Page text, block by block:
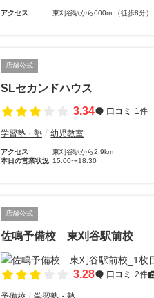
アクセス 東刈谷駅から600m （徒歩8分）
店舗公式
SLセカンドハウス
3.34
口コミ 1件
学習塾・塾 幼児教室
アクセス
東刈谷駅から2.9km
本日の営業状況 15:00〜18:30
店舗公式
佐鳴予備校 東刈谷駅前校
3.28 口コミ 2件